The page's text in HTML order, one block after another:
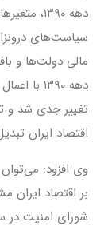
دهه
سیاست‌های
مالی دولت‌ها و
دهه
تغییر جدی شد و
اقتصاد ایران
وی افزود:
بر اقتصاد